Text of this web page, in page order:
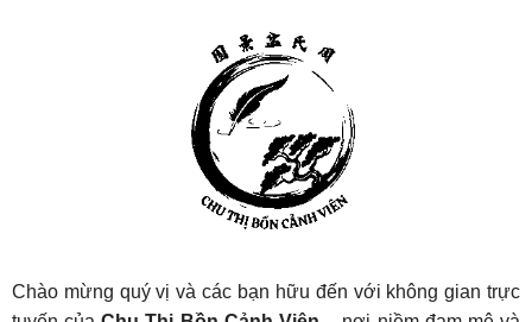
Chào mừng quý vị và các bạn hữu đến với không gian trực